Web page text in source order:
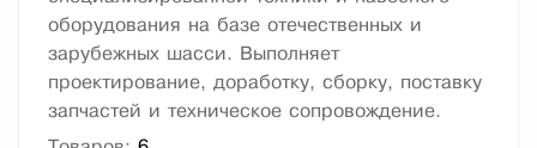
оборудования на базе отечественных и
зарубежных шасси. Выполняет
проектирование, доработку, сборку, поставку
запчастей и техническое сопровождение.